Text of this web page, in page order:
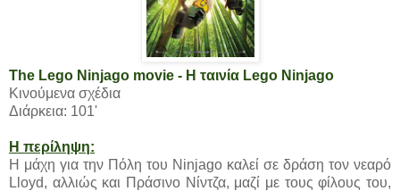
The Lego Ninjago movie - Η ταινία Lego Ninjago
Κινούμενα σχέδια
Διάρκεια: 101'
Η περίληψη:
Η μάχη για την Πόλη του Ninjago καλεί σε δράση τον νεαρό
Lloyd, αλλιώς και Πράσινο Νίντζα, μαζί με τους φίλους του,